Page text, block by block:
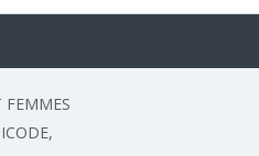
FEMMES